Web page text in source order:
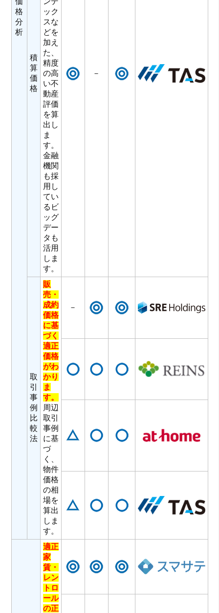
格
分
析
積
算
価
格
ック
スな
どを
加え
た、
精度
の高
い不
動産
評価
を算
出し
ま
す。
金融
機関
も採
用し
てい
るビ
ッグ
デー
タも
活用
しま
す。
－
取
引
事
例
比
較
法
販
売・
成約
価格
に基
づく
適正
価格
がわ
かり
ま
す。
周辺
取引
事例
に基
づ
く、
物件
価格
の相
場を
算出
しま
す。
－
適正
家
賃・
レン
トロ
ール
の正